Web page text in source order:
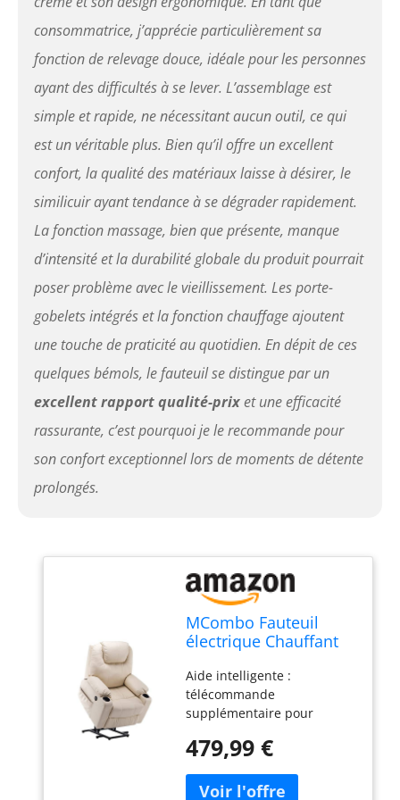
dossier peut être réglé
électriquement jusqu'à 140
°. Le repose-pieds peut être
ouvert et plié via le moteur
électrique, ce qui permet
d'économiser de l'espace.
Facile à assembler. En
raison de la construction
unique et du câblage, le
montage de la chaise est
très simple et ne nécessite
aucun outil. Seulement 15
minutes pour les
indications : l'article est
livré à monter soi-même.
consommatrice, j’apprécie particulièrement sa
fonction de relevage douce, idéale pour les personnes
ayant des difficultés à se lever. L’assemblage est
simple et rapide, ne nécessitant aucun outil, ce qui
est un véritable plus. Bien qu’il offre un excellent
confort, la qualité des matériaux laisse à désirer, le
similicuir ayant tendance à se dégrader rapidement.
La fonction massage, bien que présente, manque
d’intensité et la durabilité globale du produit pourrait
poser problème avec le vieillissement. Les porte-
gobelets intégrés et la fonction chauffage ajoutent
une touche de praticité au quotidien. En dépit de ces
quelques bémols, le fauteuil se distingue par un
excellent rapport qualité-prixet une efficacité
rassurante, c’est pourquoi je le recommande pour
son confort exceptionnel lors de moments de détente
prolongés.
MCombo Fauteuil
électrique Chauffant
USB Crème
Aide intelligente :
télécommande
supplémentaire pour
contrôler le fauteuil de
Compagnon idéal pour les
479,99 €